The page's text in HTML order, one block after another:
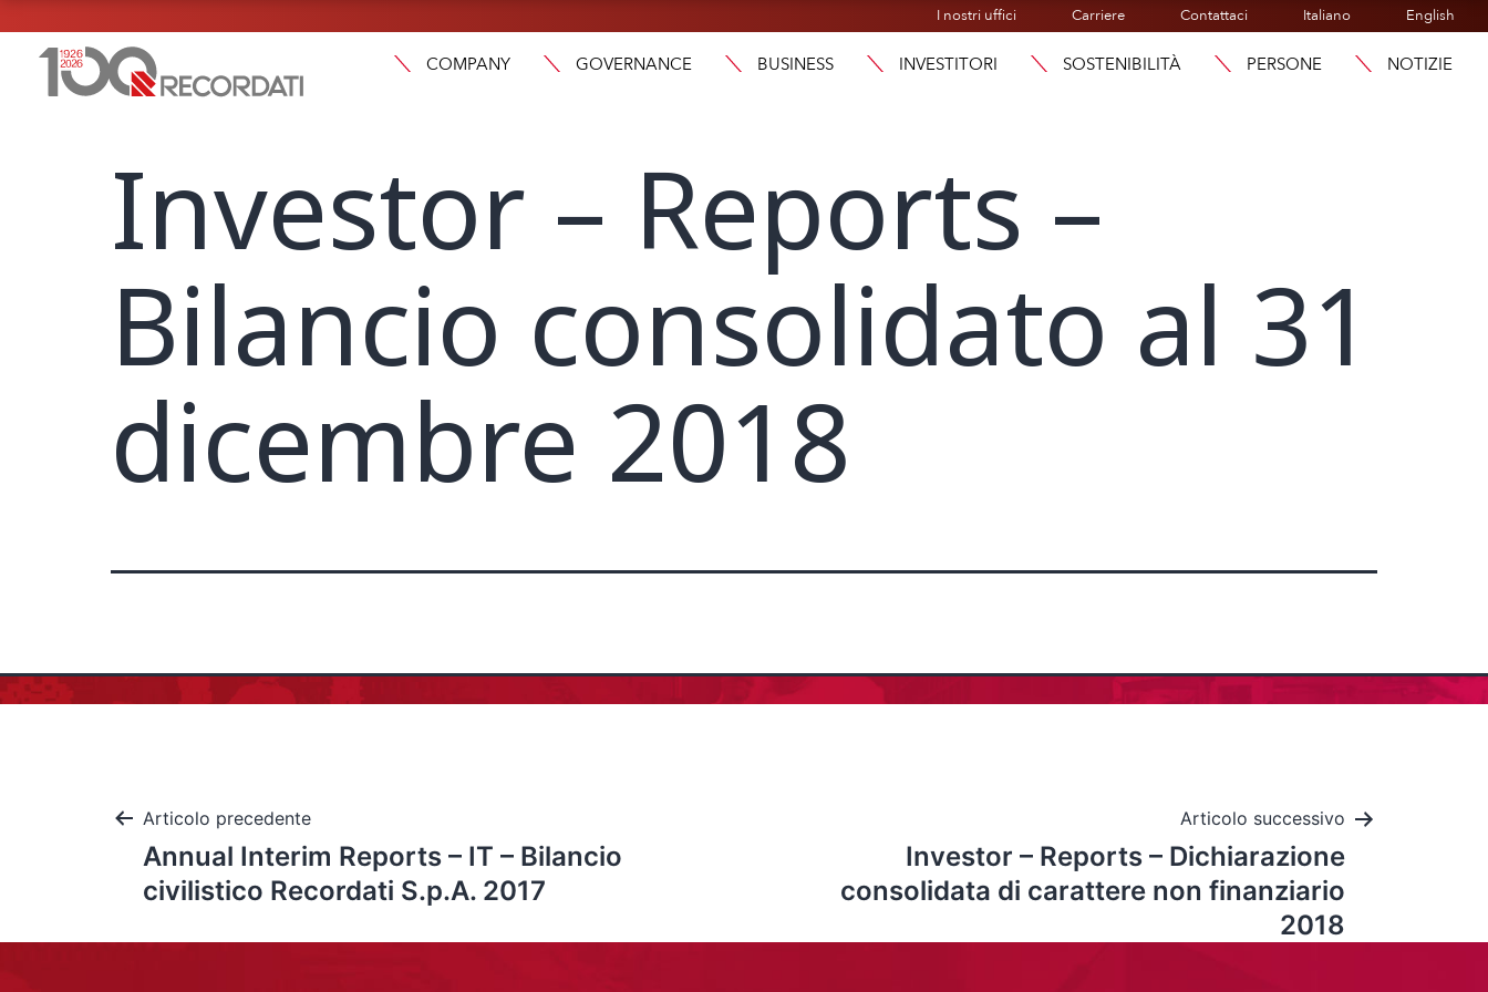
I nostri uffici Carriere Contattaci Italiano English
COMPANY GOVERNANCE BUSINESS INVESTITORI SOSTENIBILITÀ PERSONE NOTIZIE
Investor – Reports –
Bilancio consolidato al 31
dicembre 2018
Articolo precedente
Annual Interim Reports – IT – Bilancio
civilistico Recordati S.p.A. 2017
Articolo successivo
Investor – Reports – Dichiarazione
consolidata di carattere non finanziario
2018